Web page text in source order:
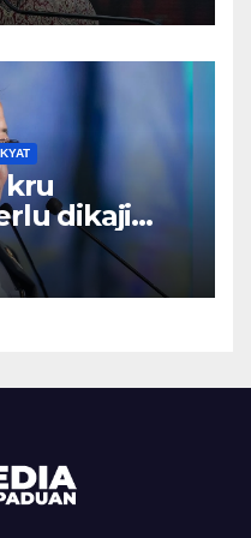
kru
dikaji
keyakinan